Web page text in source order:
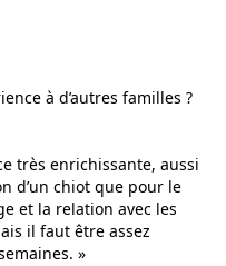
à d’autres familles ?
très enrichissante, aussi
d’un chiot que pour le
et la relation avec les
il faut être assez
»